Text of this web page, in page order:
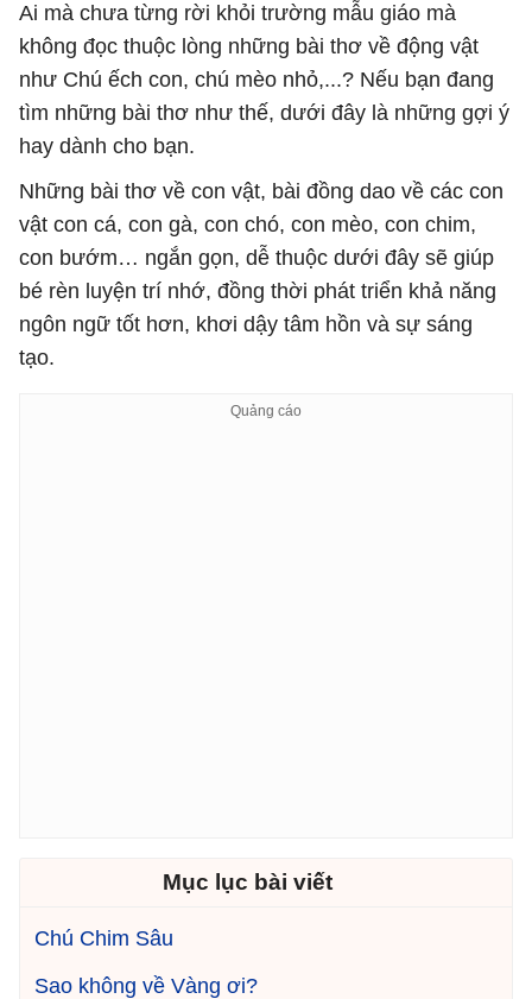
Ai mà chưa từng rời khỏi trường mẫu giáo mà
không đọc thuộc lòng những bài thơ về động vật
như Chú ếch con, chú mèo nhỏ,...? Nếu bạn đang
tìm những bài thơ như thế, dưới đây là những gợi ý
hay dành cho bạn.
Những bài thơ về con vật, bài đồng dao về các con
vật con cá, con gà, con chó, con mèo, con chim,
con bướm… ngắn gọn, dễ thuộc dưới đây sẽ giúp
bé rèn luyện trí nhớ, đồng thời phát triển khả năng
ngôn ngữ tốt hơn, khơi dậy tâm hồn và sự sáng
tạo.
Mục lục bài viết
Chú Chim Sâu
Sao không về Vàng ơi?